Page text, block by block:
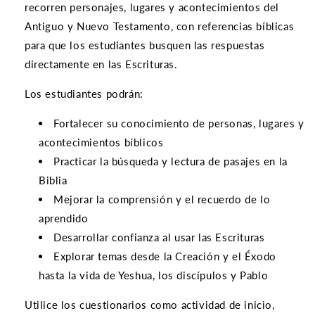
recorren personajes, lugares y acontecimientos del
Antiguo y Nuevo Testamento, con referencias bíblicas
para que los estudiantes busquen las respuestas
directamente en las Escrituras.
Los estudiantes podrán:
Fortalecer su conocimiento de personas, lugares y
acontecimientos bíblicos
Practicar la búsqueda y lectura de pasajes en la
Biblia
Mejorar la comprensión y el recuerdo de lo
aprendido
Desarrollar confianza al usar las Escrituras
Explorar temas desde la Creación y el Éxodo
hasta la vida de Yeshua, los discípulos y Pablo
Utilice los cuestionarios como actividad de inicio,